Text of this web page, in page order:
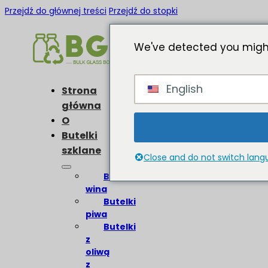
Przejdź do głównej treści Przejdź do stopki
Strona
główna
O
Butelki
szklane
Butelki
wina
Butelki
piwa
Butelki
z
oliwą
z
We've detected you
English
Close and do not switch